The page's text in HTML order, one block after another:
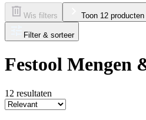
Wis filters Toon 12 producten
Filter & sorteer
Festool Mengen
12 resultaten